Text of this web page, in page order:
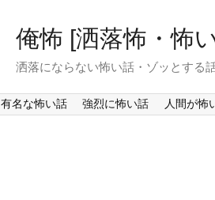
俺怖 [洒落怖・怖
洒落にならない怖い話・ゾッとする
有名な怖い話 強烈に怖い話 人間が怖